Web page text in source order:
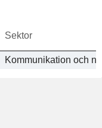
Sektor